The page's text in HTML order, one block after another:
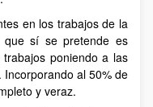
en los trabajos de la
sí se pretende es
poniendo a las
al 50% de
y veraz.